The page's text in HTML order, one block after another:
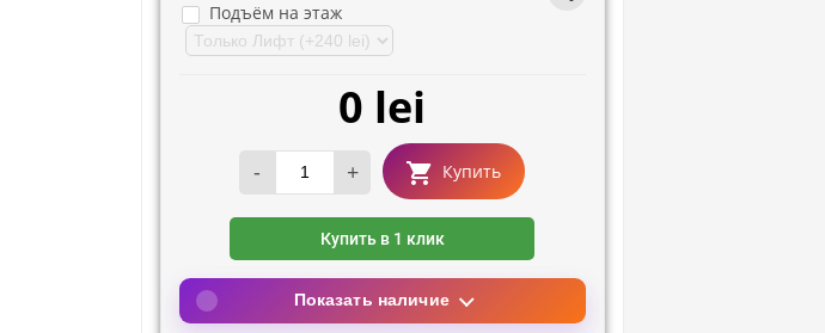
Подъём на этаж
0 lei
- + Купить
Купить в 1 клик
Показать наличие